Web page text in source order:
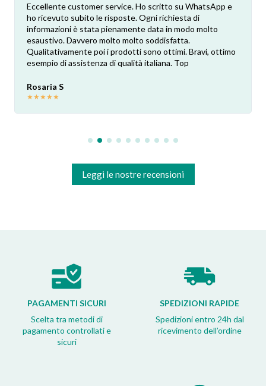
Eccellente customer service. Ho scritto su WhatsApp e
ho ricevuto subito le risposte. Ogni richiesta di
informazioni è stata pienamente data in modo molto
esaustivo. Davvero molto molto soddisfatta.
Qualitativamente poi i prodotti sono ottimi. Bravi, ottimo
esempio di assistenza di qualità italiana. Top
Rosaria S
★★★★★
Leggi le nostre recensioni
PAGAMENTI SICURI
Scelta tra metodi di
pagamento controllati e
sicuri
SPEDIZIONI RAPIDE
Spedizioni entro 24h dal
ricevimento dell’ordine